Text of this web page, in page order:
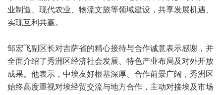
业制造、现代农业、物流文旅等领域建设，共享发展机遇、
实现互利共赢。
邹宏飞副区长对吉萨省的精心接待与合作诚意表示感谢，并
全面介绍了秀洲区经济社会发展、特色产业布局及对外开放
成果。他表示，中埃友好根基深厚、合作前景广阔，秀洲区
始终高度重视对埃经贸交流与地方合作，主动对接埃及市场